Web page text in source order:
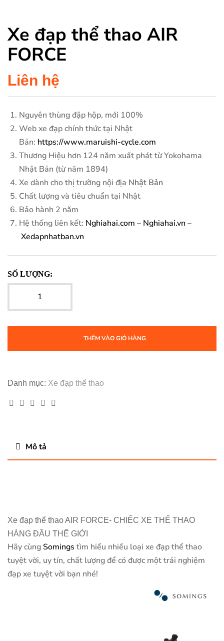
Xe đạp thể thao AIR
FORCE
Liên hệ
Nguyên thùng đập hộp, mới 100%
Web xe đạp chính thức tại Nhật
Bản: https://www.maruishi-cycle.com
Thương Hiệu hơn 124 năm xuất phát từ Yokohama
Nhật Bản (từ năm 1894)
Xe dành cho thị trường nội địa Nhật Bản
Chất lượng và tiêu chuẩn tại Nhật
Bảo hành 2 năm
Hệ thống liên kết: Nghiahai.com – Nghiahai.vn –
Xedapnhatban.vn
SỐ LƯỢNG:
THÊM VÀO GIỎ HÀNG
Danh mục: Xe đạp thể thao
Facebook
TwitterLinkedinGoogle+
Mô tả
Xe đạp thể thao AIR FORCE- CHIẾC XE THỂ THAO
HÀNG ĐẦU THẾ GIỚI
Hãy cùng Somings tìm hiểu nhiều loại xe đạp thể thao
tuyệt vời, uy tín, chất lượng để có được một trải nghiệm
đạp xe tuyệt vời bạn nhé!